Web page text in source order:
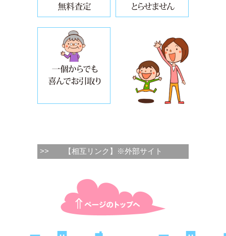
>> 【相互リンク】※外部サイト